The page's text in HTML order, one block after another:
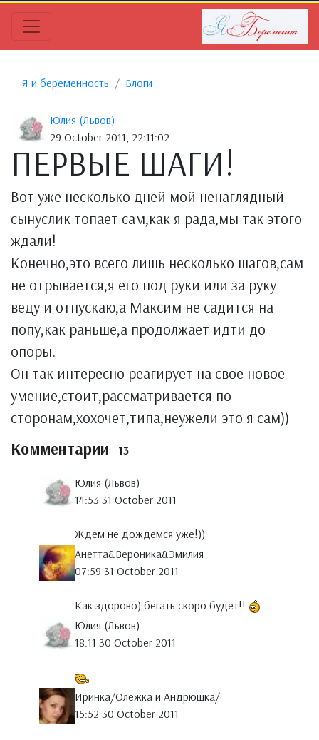
Я и беременность Блоги
Юлия (Львов)
29 October 2011, 22:11:02
ПЕРВЫЕ ШАГИ!
Вот уже несколько дней мой ненаглядный
сынуслик топает сам,как я рада,мы так этого
ждали!
Конечно,это всего лишь несколько шагов,сам
не отрывается,я его под руки или за руку
веду и отпускаю,а Максим не садится на
попу,как раньше,а продолжает идти до
опоры.
Он так интересно реагирует на свое новое
умение,стоит,рассматривается по
сторонам,хохочет,типа,неужели это я сам))
Комментарии 13
Юлия (Львов)
14:53 31 October 2011
Ждем не дождемся уже!))
Анетта&Вероника&Эмилия
07:59 31 October 2011
Как здорово) бегать скоро будет!!
Юлия (Львов)
18:11 30 October 2011
Иринка/Олежка и Андрюшка/
15:52 30 October 2011